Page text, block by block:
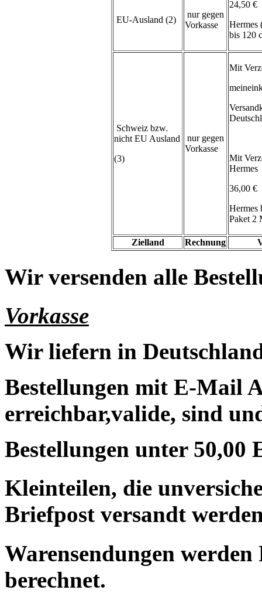
Zielland Rechnung
EU-Ausland (2)
nur gegen
Vorkasse
24,50 €
Hermes
bis 120
Schweiz bzw.
nicht EU Ausland
(3)
nur gegen
Vorkasse
Mit
Mit
Hermes
36,00 €
Hermes
Paket 2
Wir versenden alle
Vorkasse
Wir liefern in
Bestellungen mit E-Mail
erreichbar,valide, sind
Bestellungen unter 50,00
Kleinteilen, die
Briefpost versandt
Warensendungen
berechnet.